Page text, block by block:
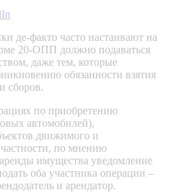
де-факто часто настаивают на
20-ОПП должно подаваться
даже тем, которые
обязанности взятия
сборов.
по приобретению
автомобилей),
движимого и
по мнению
имущества уведомление
оба участника операции –
и арендатор.